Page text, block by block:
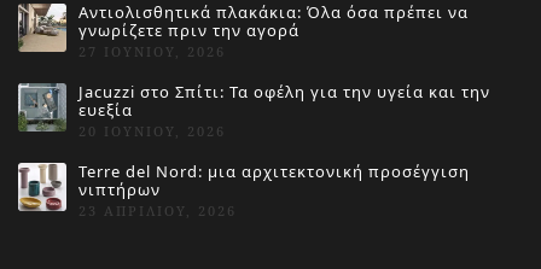
Αντιολισθητικά πλακάκια: Όλα όσα πρέπει να
γνωρίζετε πριν την αγορά
27 ΙΟΥΝΊΟΥ, 2026
Jacuzzi στο Σπίτι: Τα οφέλη για την υγεία και την
ευεξία
20 ΙΟΥΝΊΟΥ, 2026
Terre del Nord: μια αρχιτεκτονική προσέγγιση
νιπτήρων
23 ΑΠΡΙΛΊΟΥ, 2026